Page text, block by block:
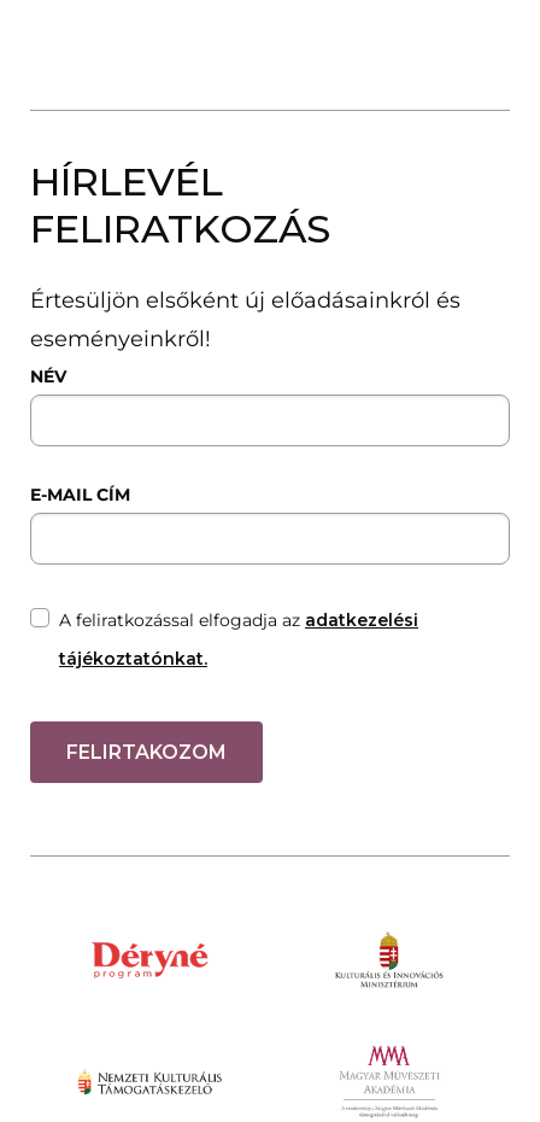
HÍRLEVÉL
FELIRATKOZÁS
Értesüljön elsőként új előadásainkról és
eseményeinkről!
NÉV
E-MAIL CÍM
A feliratkozással elfogadja az adatkezelési
tájékoztatónkat.
FELIRTAKOZOM